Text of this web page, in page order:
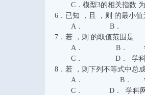
C．模型3的相关指数
6．已知 ，且 ，则 的
A． B． C
7．若 ，则 的取值范
A． B． 学
C． D． 学科
8．若 ，则下列不等
A． B． 学
C． D． 学科网